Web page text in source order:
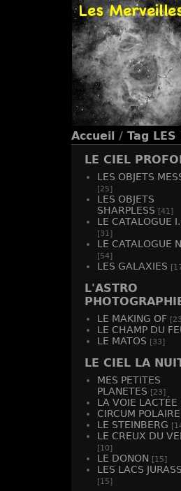
Accueil / Tag LES
LE CIEL
LES OBJETS
[25]
LES OBJETS
SHARPLESS [41]
LE CATALOGUE
[31]
LE CATALOGUE
[54]
LES GALAXIES
L'ASTRO
LE MAKING OF
LE CHAMP DU
LE MATOS [33]
LE CIEL LA
MES PETITES
PLANETES [23]
LA VOIE LACTÉE
CIRCUM POLAIRE
LE STEINBERG
LE CREUX DU
[10]
LE DONON [15]
LES LACS
[15]